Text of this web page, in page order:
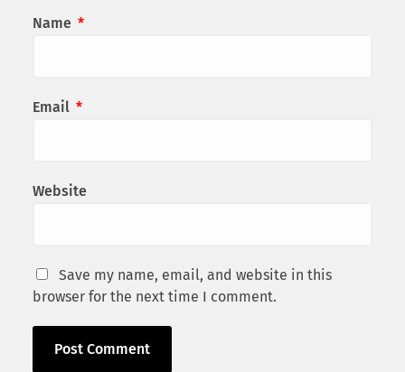
Name *
Email *
Website
Save my name, email, and website in this
browser for the next time I comment.